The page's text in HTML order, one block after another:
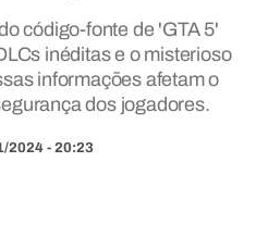
código-fonte de 'GTA 5'
inéditas e o misterioso
informações afetam o
dos jogadores.
2024 - 20:23